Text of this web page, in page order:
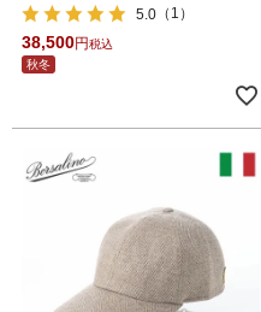
5.0 （1）
38,500
税込
秋冬